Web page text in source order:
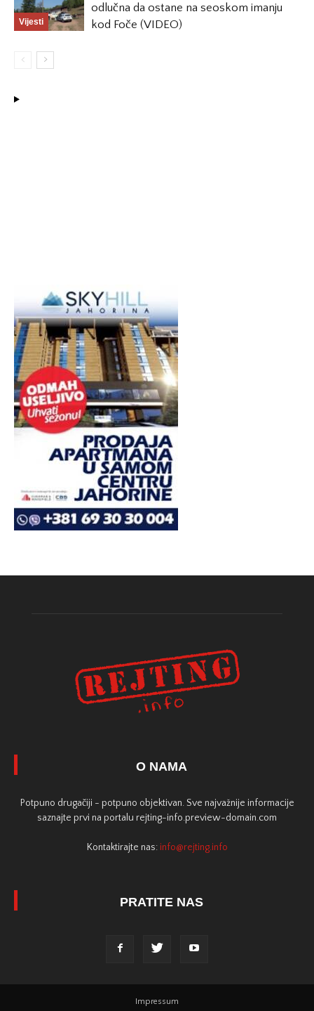
Vijesti
odlučna da ostane na seoskom imanju
kod Foče (VIDEO)
O NAMA
Potpuno drugačiji - potpuno objektivan. Sve najvažnije informacije
saznajte prvi na portalu rejting-info.preview-domain.com
Kontaktirajte nas: info@rejting.info
PRATITE NAS
Impressum